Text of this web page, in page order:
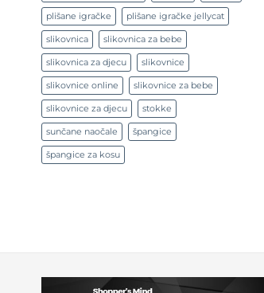
plišane igračke plišane igračke jellycat
slikovnica slikovnica za bebe
slikovnica za djecu slikovnice
slikovnice online slikovnice za bebe
slikovnice za djecu stokke
sunčane naočale špangice
špangice za kosu